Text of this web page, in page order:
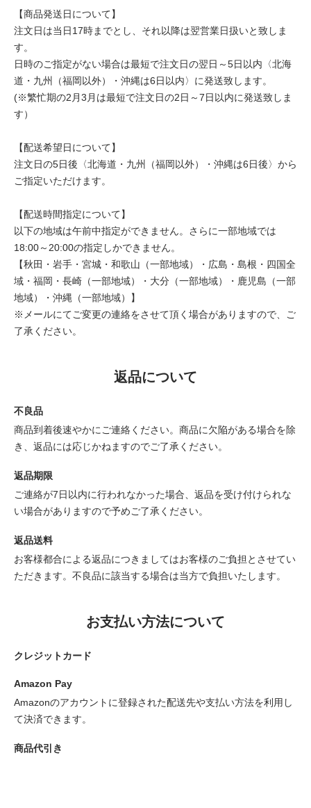
【商品発送日について】
注文日は当日17時までとし、それ以降は翌営業日扱いと致しま
す。
日時のご指定がない場合は最短で注文日の翌日～5日以内〈北海
道・九州（福岡以外）・沖縄は6日以内〉に発送致します。
(※繁忙期の2月3月は最短で注文日の2日～7日以内に発送致しま
す）
【配送希望日について】
注文日の5日後〈北海道・九州（福岡以外）・沖縄は6日後〉から
ご指定いただけます。
【配送時間指定について】
以下の地域は午前中指定ができません。さらに一部地域では
18:00～20:00の指定しかできません。
【秋田・岩手・宮城・和歌山（一部地域）・広島・島根・四国全
域・福岡・長崎（一部地域）・大分（一部地域）・鹿児島（一部
地域）・沖縄（一部地域）】
※メールにてご変更の連絡をさせて頂く場合がありますので、ご
了承ください。
返品について
不良品
商品到着後速やかにご連絡ください。商品に欠陥がある場合を除
き、返品には応じかねますのでご了承ください。
返品期限
ご連絡が7日以内に行われなかった場合、返品を受け付けられな
い場合がありますので予めご了承ください。
返品送料
お客様都合による返品につきましてはお客様のご負担とさせてい
ただきます。不良品に該当する場合は当方で負担いたします。
お支払い方法について
クレジットカード
Amazon Pay
Amazonのアカウントに登録された配送先や支払い方法を利用し
て決済できます。
商品代引き